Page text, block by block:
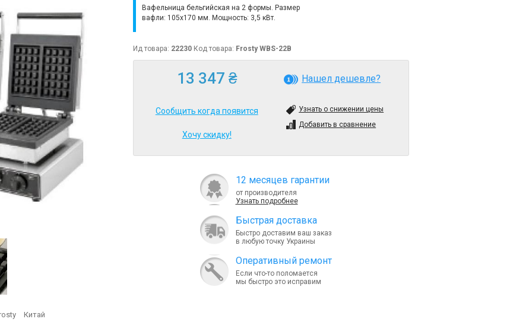
Китай
Вафельница бельгийская на 2 формы. Размер
вафли: 105х170 мм. Мощность: 3,5 кВт.
Ид товара: 22230 Код товара: Frosty WBS-22B
13 347 ₴
Сообщить когда появится
Хочу скидку!
Нашел дешевле?
Узнать о снижении цены
Добавить в сравнение
12 месяцев гарантии
от производителя
Узнать подробнее
Быcтрая доставка
Быстро доставим ваш заказ
в любую точку Украины
Оперативный ремонт
Если что-то поломается
мы быстро это исправим